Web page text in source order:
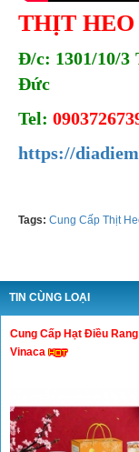
THỊT
Đ/c: 1301/10/3
Đức
Tel:
https://
Tags: Cung Cấp Thịt
TIN CÙNG LOẠI
Cung Cấp Hạt Điều
Vinaca